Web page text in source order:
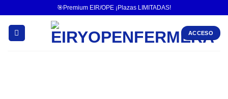
🎯Premium EIR/OPE ¡Plazas LIMITADAS!
ACCESO